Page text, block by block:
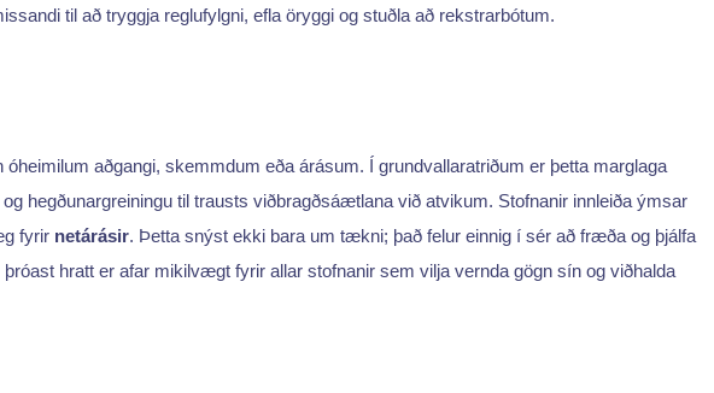
til að tryggja reglufylgni, efla öryggi og stuðla að rekstrarbótum.
aðgangi, skemmdum eða árásum. Í grundvallaratriðum er þetta marglaga
hegðunargreiningu til trausts viðbragðsáætlana við atvikum. Stofnanir innleiða ýmsar
fyrir netárásir. Þetta snýst ekki bara um tækni; það felur einnig í sér að fræða og þjálfa
hratt er afar mikilvægt fyrir allar stofnanir sem vilja vernda gögn sín og viðhalda